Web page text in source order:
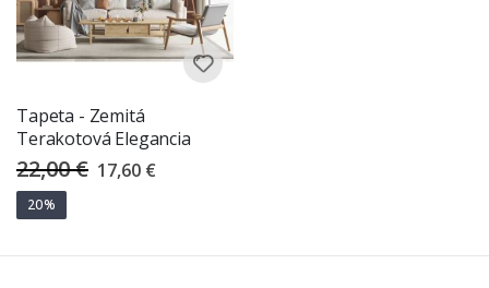
Tapeta - Zemitá
Terakotová Elegancia
22,00 € Special
Price
17,60 €
20%